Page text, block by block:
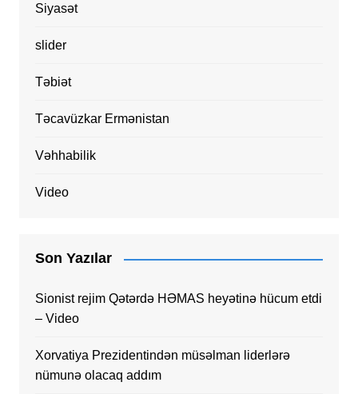
Siyasət
slider
Təbiət
Təcavüzkar Ermənistan
Vəhhabilik
Video
Son Yazılar
Sionist rejim Qətərdə HƏMAS heyətinə hücum etdi
– Video
Xorvatiya Prezidentindən müsəlman liderlərə
nümunə olacaq addım